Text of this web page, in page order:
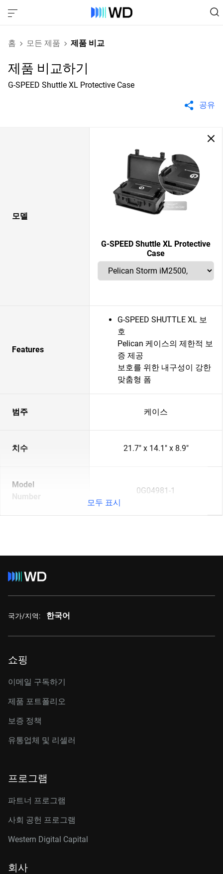
홈 모든 제품 제품 비교
제품 비교하기
G-SPEED Shuttle XL Protective Case
공유
모델
G-SPEED Shuttle XL Protective
Case
Features
G-SPEED SHUTTLE XL 보
호
Pelican 케이스의 제한적 보
증 제공
보호를 위한 내구성이 강한
맞춤형 폼
범주 케이스
치수 21.7" x 14.1" x 8.9"
Model
Number
0G04981-1
모두 표시
국가/지역: 한국어
쇼핑
이메일 구독하기
제품 포트폴리오
보증 정책
유통업체 및 리셀러
프로그램
파트너 프로그램
사회 공헌 프로그램
Western Digital Capital
회사